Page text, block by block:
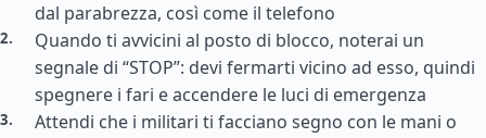
dal parabrezza, così come il telefono
Quando ti avvicini al posto di blocco, noterai un
segnale di “STOP”: devi fermarti vicino ad esso, quindi
spegnere i fari e accendere le luci di emergenza
Attendi che i militari ti facciano segno con le mani o